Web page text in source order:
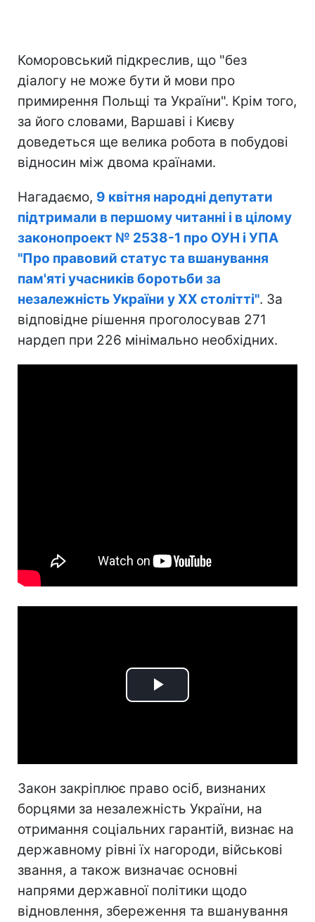
Коморовський підкреслив, що "без
діалогу не може бути й мови про
примирення Польщі та України". Крім того,
за його словами, Варшаві і Києву
доведеться ще велика робота в побудові
відносин між двома країнами.
Нагадаємо, 9 квітня народні депутати
підтримали в першому читанні і в цілому
законопроект № 2538-1 про ОУН і УПА
"Про правовий статус та вшанування
пам'яті учасників боротьби за
незалежність України у ХХ столітті". За
відповідне рішення проголосував 271
нардеп при 226 мінімально необхідних.
Play
Закон закріплює право осіб, визнаних
борцями за незалежність України, на
отримання соціальних гарантій, визнає на
державному рівні їх нагороди, військові
звання, а також визначає основні
напрями державної політики щодо
відновлення, збереження та вшанування